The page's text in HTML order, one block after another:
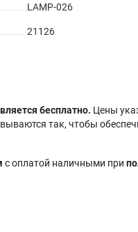
LAMP-026
21126
бесплатно. Цены
так, чтобы
с оплатой наличными при